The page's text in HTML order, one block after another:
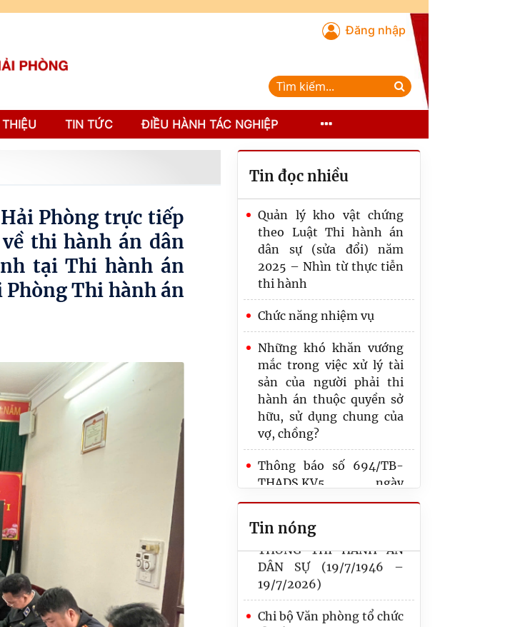
Đăng nhập
THIỆU TIN TỨC ĐIỀU HÀNH TÁC NGHIỆP
Phòng trực tiếp
thi hành án dân
tại Thi hành án
Thi hành án
Tin đọc nhiều
Quản lý kho vật chứng
theo Luật Thi hành án
dân sự (sửa đổi) năm
2025 – Nhìn từ thực tiễn
thi hành
Chức năng nhiệm vụ
Những khó khăn vướng
mắc trong việc xử lý tài
sản của người phải thi
hành án thuộc quyền sở
hữu, sử dụng chung của
vợ, chồng?
Thông báo số 694/TB-
THADS.KV5 ngày
04/5/2026 của Thi hành
án dân sự thành phố Hải
Phòng về việc bán đấu giá
tài sản
Hội nghị sơ kết công tác
thi hành án dân sự, theo
dõi thi hành án hành
Tin nóng
Kỷ niệm 80 năm Ngày
truyền thống thi hành án
dân sự
SÔI NỔI GIẢI CẦU LÔNG
THỐNG THI HÀNH ÁN
19/7/2026)
Chi bộ Văn phòng tổ chức
lễ kết nạp đảng viên mới